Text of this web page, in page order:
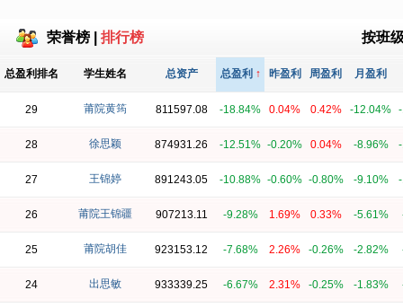
荣誉榜 排行榜 按班
总盈利排名 学生姓名 总资产 总盈利 ↑ 昨盈利 周盈利 月盈利
29 莆院黄筠 811597.08 -18.84% 0.04% 0.42% -12.04%
28 徐思颖 874931.26 -12.51% -0.20% 0.04% -8.96%
27 王锦婷 891243.05 -10.88% -0.60% -0.80% -9.10%
26 莆院王锦疆 907213.11 -9.28% 1.69% 0.33% -5.61%
25 莆院胡佳 923153.12 -7.68% 2.26% -0.26% -2.82%
24 出思敏 933339.25 -6.67% 2.31% -0.25% -1.83%